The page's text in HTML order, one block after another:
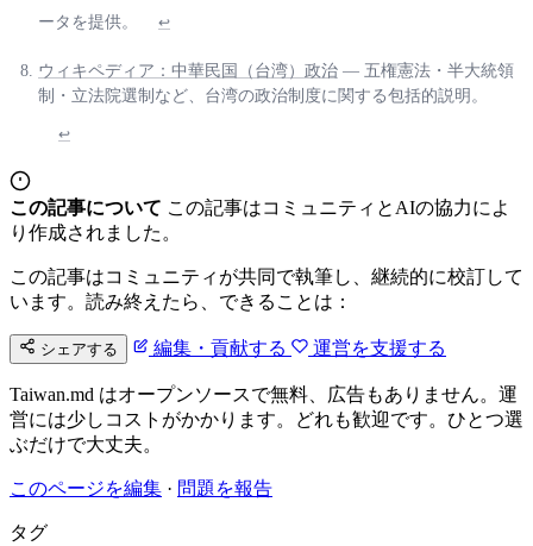
ータを提供。 ↩
ウィキペディア：中華民国（台湾）政治 — 五権憲法・半大統領
制・立法院選制など、台湾の政治制度に関する包括的説明。
↩
この記事について この記事はコミュニティとAIの協力によ
り作成されました。
この記事はコミュニティが共同で執筆し、継続的に校訂して
います。読み終えたら、できることは：
シェアする 編集・貢献する 運営を支援する
Taiwan.md はオープンソースで無料、広告もありません。運
営には少しコストがかかります。どれも歓迎です。ひとつ選
ぶだけで大丈夫。
このページを編集 · 問題を報告
タグ